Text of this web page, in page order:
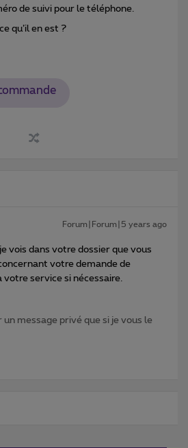
de suivi pour le téléphone.
qu’il en est ?
Forum|Forum|5 years ago
vois dans votre dossier que vous
votre demande de
service si nécessaire.
un message privé que si je vous le